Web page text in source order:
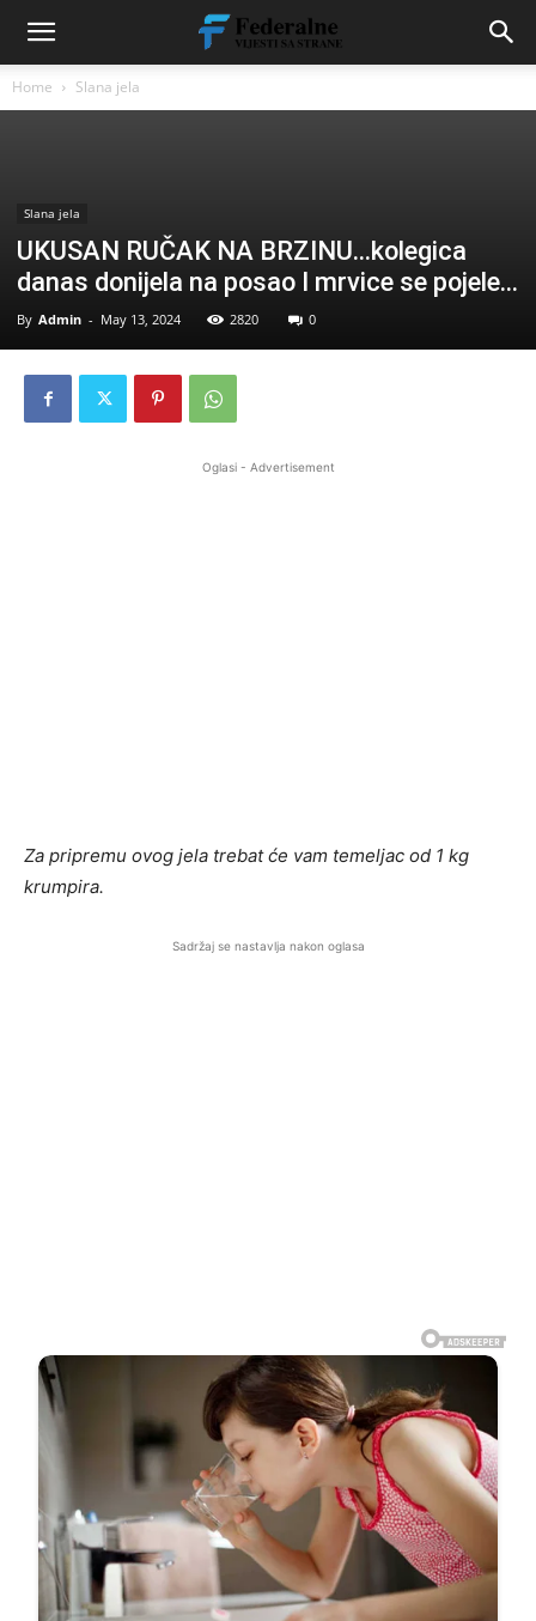
Home Slana jela
Slana jela
UKUSAN RUČAK NA BRZINU…kolegica
danas donijela na posao I mrvice se pojele…
By Admin - May 13, 2024 2820 0
Oglasi - Advertisement
Za pripremu ovog jela trebat će vam temeljac od 1 kg
krumpira.
Sadržaj se nastavlja nakon oglasa